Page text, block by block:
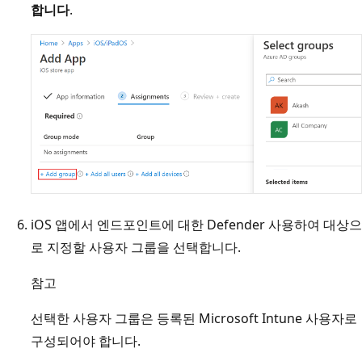
합니다.
iOS 앱에서 엔드포인트에 대한 Defender 사용하여 대상으
로 지정할 사용자 그룹을 선택합니다.
참고
선택한 사용자 그룹은 등록된 Microsoft Intune 사용자로
구성되어야 합니다.